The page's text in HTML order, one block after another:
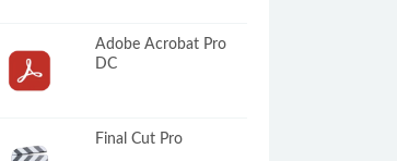
Adobe Acrobat Pro
DC
Final Cut Pro